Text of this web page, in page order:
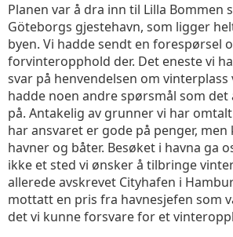
Planen var å dra inn til Lilla Bommen
Göteborgs gjestehavn, som ligger
byen. Vi hadde sendt en forespørsel
forvinteropphold der. Det eneste vi
svar på henvendelsen om vinterplass
hadde noen andre spørsmål som
på. Antakelig av grunner vi har
har ansvaret er gode på penger,
havner og båter. Besøket i havna ga
ikke et sted vi ønsker å tilbringe
allerede avskrevet Cityhafen i
mottatt en pris fra havnesjefen som
det vi kunne forsvare for et